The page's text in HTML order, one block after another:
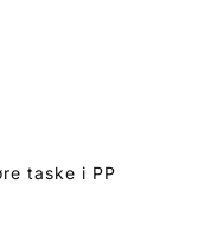
taske i PP